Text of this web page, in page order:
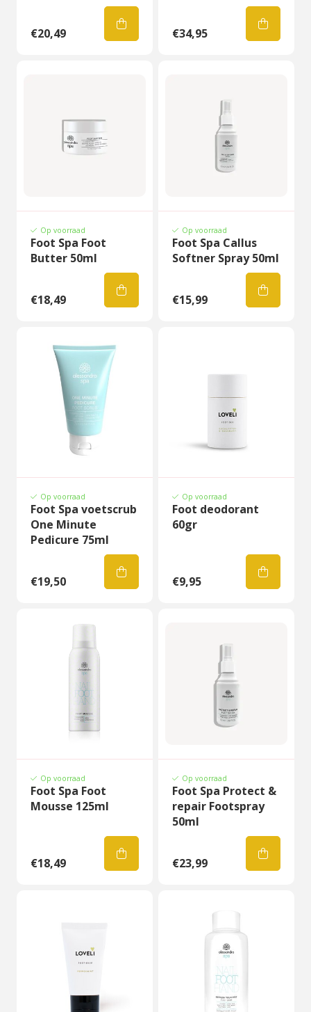
€20,49 €34,95
Op voorraad
Foot Spa Foot
Butter 50ml
€18,49
Op voorraad
Foot Spa Callus
Softner Spray 50ml
€15,99
Op voorraad
Foot Spa voetscrub
One Minute
Pedicure 75ml
€19,50
Op voorraad
Foot deodorant
60gr
€9,95
Op voorraad
Foot Spa Foot
Mousse 125ml
€18,49
Op voorraad
Foot Spa Protect &
repair Footspray
50ml
€23,99